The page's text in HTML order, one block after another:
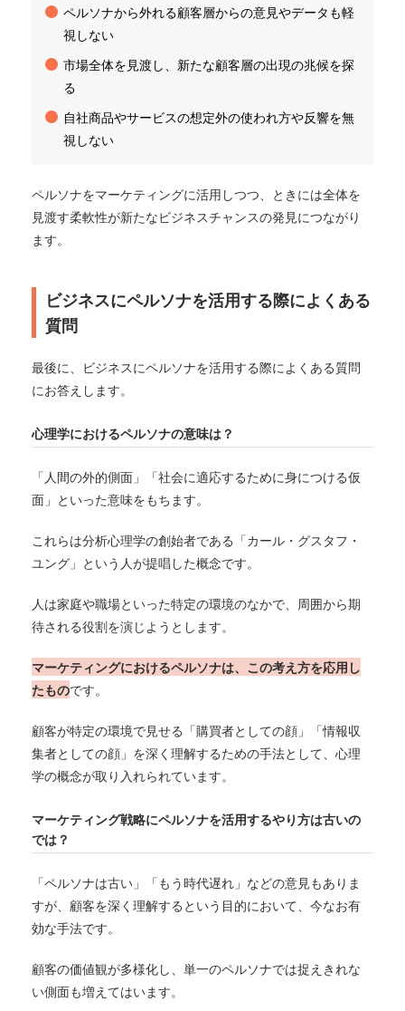
ペルソナから外れる顧客層からの意見やデータも軽
視しない
市場全体を見渡し、新たな顧客層の出現の兆候を探
る
自社商品やサービスの想定外の使われ方や反響を無
視しない
ペルソナをマーケティングに活用しつつ、ときには全体を
見渡す柔軟性が新たなビジネスチャンスの発見につながり
ます。
ビジネスにペルソナを活用する際によくある
質問
最後に、ビジネスにペルソナを活用する際によくある質問
にお答えします。
心理学におけるペルソナの意味は？
「人間の外的側面」「社会に適応するために身につける仮
面」といった意味をもちます。
これらは分析心理学の創始者である「カール・グスタフ・
ユング」という人が提唱した概念です。
人は家庭や職場といった特定の環境のなかで、周囲から期
待される役割を演じようとします。
マーケティングにおけるペルソナは、この考え方を応用し
たものです。
顧客が特定の環境で見せる「購買者としての顔」「情報収
集者としての顔」を深く理解するための手法として、心理
学の概念が取り入れられています。
マーケティング戦略にペルソナを活用するやり方は古いの
では？
「ペルソナは古い」「もう時代遅れ」などの意見もありま
すが、顧客を深く理解するという目的において、今なお有
効な手法です。
顧客の価値観が多様化し、単一のペルソナでは捉えきれな
い側面も増えてはいます。